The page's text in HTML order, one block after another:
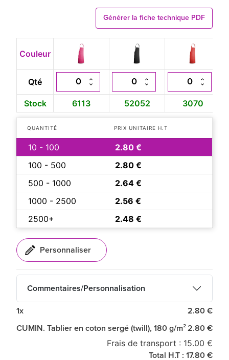
Générer la fiche technique PDF
Couleur
Qté
Stock 6113 52052 3070
QUANTITÉ PRIX UNITAIRE H.T
10 - 100
2.80 €
100 - 500
2.80 €
500 - 1000
2.64 €
1000 - 2500
2.56 €
2500+
2.48 €
Commentaires/Personnalisation
1x 2.80 €
CUMIN. Tablier en coton sergé (twill), 180 g/m² 2.80 €
Frais de transport : 15.00 €
Total H.T : 17.80 €